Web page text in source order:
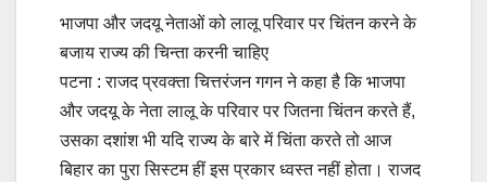
भाजपा और जदयू नेताओं को लालू परिवार पर चिंतन करने के
बजाय राज्य की चिन्ता करनी चाहिए
पटना : राजद प्रवक्ता चित्तरंजन गगन ने कहा है कि भाजपा
और जदयू के नेता लालू के परिवार पर जितना चिंतन करते हैं,
उसका दशांश भी यदि राज्य के बारे में चिंता करते तो आज
बिहार का पुरा सिस्टम हीं इस प्रकार ध्वस्त नहीं होता। राजद